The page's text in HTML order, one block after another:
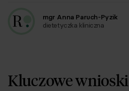
mgr Anna Paruch-Pyzik
dietetyczka kliniczna
Kluczowe wnioski